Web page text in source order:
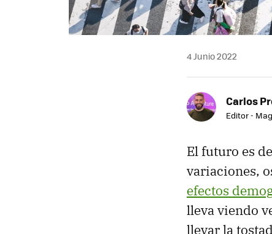
4 Junio 2022
Carlos
Editor -
El futuro es
variaciones,
efectos
lleva viendo
llevar la